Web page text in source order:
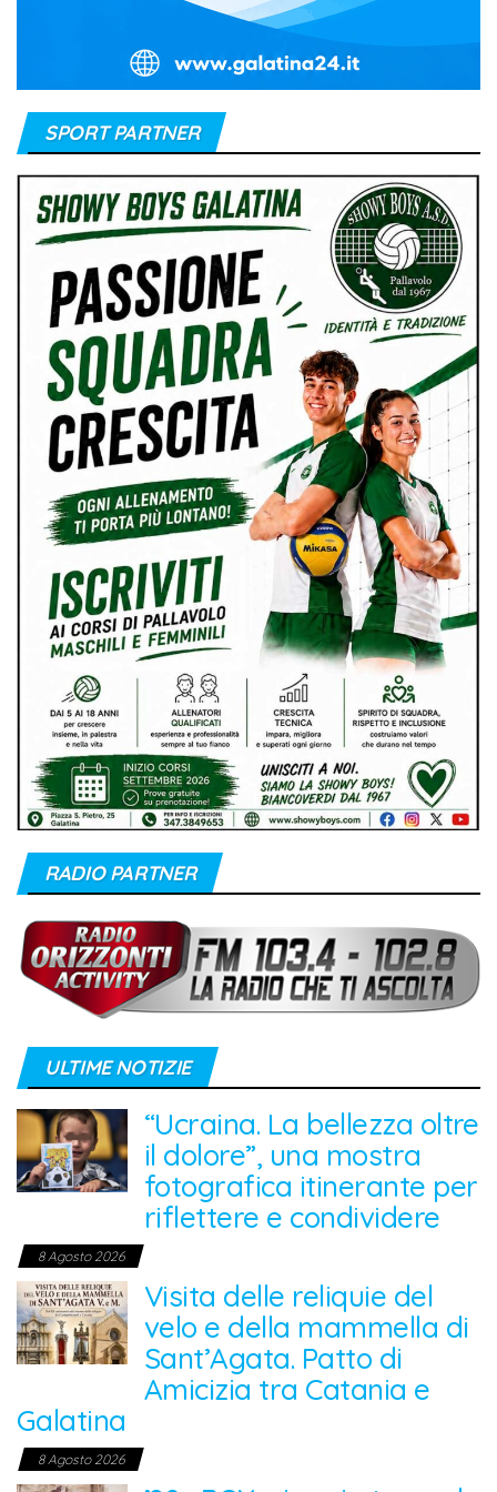
SPORT PARTNER
RADIO PARTNER
ULTIME NOTIZIE
“Ucraina. La bellezza oltre
il dolore”, una mostra
fotografica itinerante per
riflettere e condividere
8 Agosto 2026
Visita delle reliquie del
velo e della mammella di
Sant’Agata. Patto di
Amicizia tra Catania e
Galatina
8 Agosto 2026